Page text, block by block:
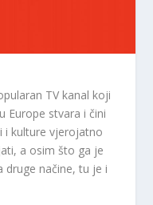
TV kanal koji
Europe stvara i čini
i kulture vjerojatno
a osim što ga je
druge načine, tu je i